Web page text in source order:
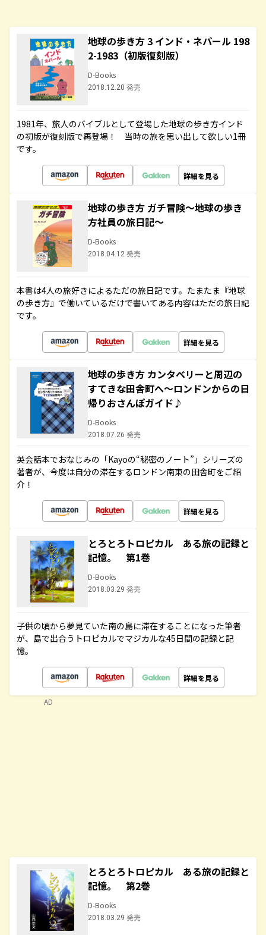
地球の歩き方 3 インド・ネパール 198
2-1983（初版復刻版）
D-Books
2018.12.20 発売
1981年、旅人のバイブルとして登場した地球の歩き方インド
の初版が復刻版で再登場！ 当時の旅を思い出して欲しい1冊
です。
詳細を見る
地球の歩き方 ガチ冒険～地球の歩き
方社員の旅日記～
D-Books
2018.04.12 発売
本書は4人の旅好きによるただの旅日記です。たまたま『地球
の歩き方』で働いているだけで書いてある内容はただの旅日記
です。
詳細を見る
地球の歩き方 カンタベリーと周辺の
すてきな田舎町へ～ロンドンからの日
帰りおさんぽガイド♪
D-Books
2018.07.26 発売
英会話本でおなじみの「Kayoの“秘密のノート”」シリーズの
著者が、今度は自分の滞在するロンドン南東の田舎町をご紹
介！
詳細を見る
とろとろトロピカル ある旅の記録と
記憶。 第1巻
D-Books
2018.03.29 発売
子供の頃から夢見ていた南の島に滞在することになった筆者
が、島で出合うトロピカルでマジカルな45日間の記録と記
憶。
詳細を見る
とろとろトロピカル ある旅の記録と
記憶。 第2巻
D-Books
2018.03.29 発売
AD